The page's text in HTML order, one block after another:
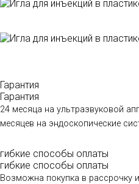
Гарантия
Гарантия
24 месяца на ультразвуковой
месяцев на эндоскопические
гибкие способы оплаты
гибкие способы оплаты
Возможна покупка в рассрочку